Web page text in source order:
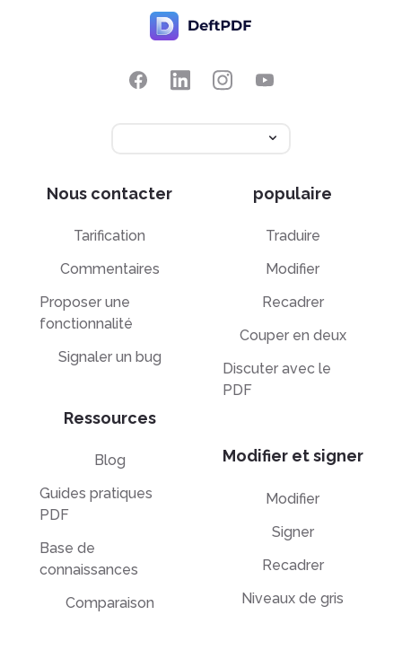
Nous contacter
Tarification
Commentaires
Proposer une
fonctionnalité
Signaler un bug
Ressources
Blog
Guides pratiques
PDF
Base de
connaissances
Comparaison
populaire
Traduire
Modifier
Recadrer
Couper en deux
Discuter avec le
PDF
Modifier et signer
Modifier
Signer
Recadrer
Niveaux de gris